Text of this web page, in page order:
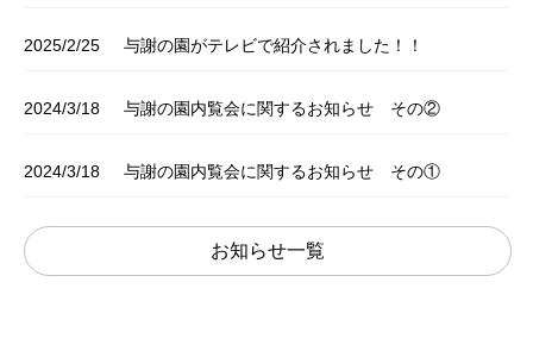
2025/2/25 与謝の園がテレビで紹介されました！！
2024/3/18 与謝の園内覧会に関するお知らせ その②
2024/3/18 与謝の園内覧会に関するお知らせ その①
お知らせ一覧